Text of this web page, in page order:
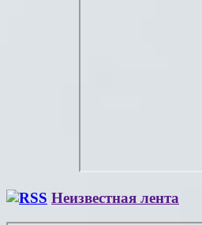
Неизвестная лента